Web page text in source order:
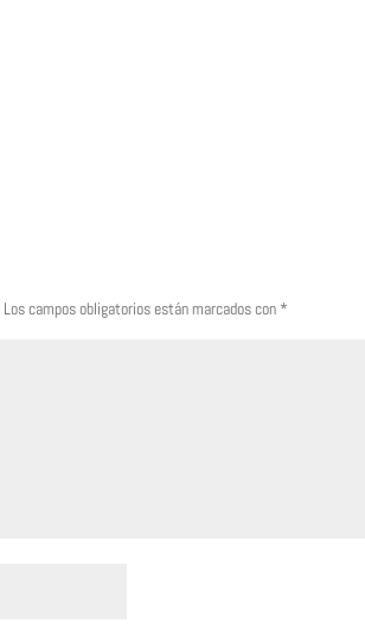
Los campos obligatorios están marcados con *